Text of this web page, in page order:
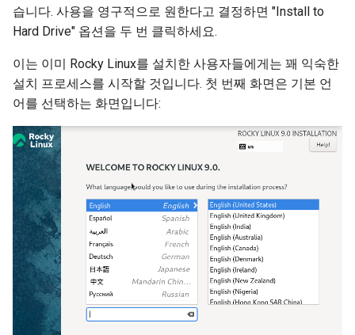
습니다. 사용을 영구적으로 원한다고 결정하면 "Install to
Hard Drive" 옵션을 두 번 클릭하세요.
이는 이미 Rocky Linux를 설치한 사용자들에게는 꽤 익숙한
설치 프로세스를 시작할 것입니다. 첫 번째 화면은 기본 언
어를 선택하는 화면입니다: